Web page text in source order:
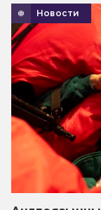
Новости